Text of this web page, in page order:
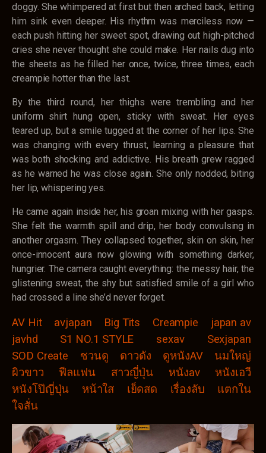
doggy. She whimpered at first but then arched back, letting
him sink even deeper. His rhythm was merciless now —
each push hitting her sweet spot, drawing out high-pitched
cries she never thought she could make. Her nails dug into
the sheets as he filled her once, twice, three times, each
creampie hotter than the last.
By the third round, her thighs were trembling and her
uniform shirt hung open, sticky with sweat. Her eyes
teared up, but a smile tugged at the corner of her lips. She
was changing with every thrust, learning a pleasure that
was both shocking and addictive. His breath grew ragged
as he warned he was close again. She only nodded, biting
her lip, whispering yes.
He came again inside her, his groan mixing with her gasps.
She felt the warmth spill and drip, her body convulsing in
another orgasm. They collapsed together, skin on skin, her
once-innocent aura now glowing with something darker,
hungrier. The camera caught everything: the messy hair, the
glistening sweat, the shy but satisfied smile of a girl who
had crossed a line she’d never forget.
AV Hit avjapan Big Tits Creampie
japan av
javhd
S1 NO.1 STYLE sexav
Sexjapan
SOD Create
ชวนดู ดาวดัง ดูหนังAV
นมใหญ่
ผิวขาว
ฟีลแฟน สาวญี่ปุ่น หนังav
หนังเอวี
หนังโป๊ญี่ปุ่น
หน้าใส เย็ดสด เรื่องลับ
แตกใน
ใจสั่น